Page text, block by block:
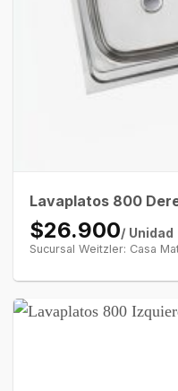
Lavaplatos 800
$26.900/ Unidad
Sucursal Weitzler: Casa